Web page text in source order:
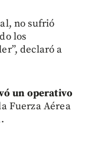
no sufrió
los
declaró a
un operativo
Fuerza Aérea